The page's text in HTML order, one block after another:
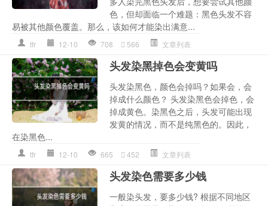
色，但却面临一个难题：黑色头发不容
易被其他颜色覆盖。那么，该如何才能染出满意...
tfr 12-10 708 566 文章列表
头发染黑掉色会变黄吗
头发染黑色，颜色会掉吗？如果会，会
掉成什么颜色？ 头发染黑色会掉色，会
掉成黄色。染黑色之后，头发可能出现
发黄的情况，而不是纯黑色的。因此，
在染黑色...
tfr 12-10 665 452 文章列表
头发染色需要多少钱
一般染头发，要多少钱? 根据不同地区